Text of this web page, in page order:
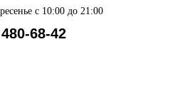
с 10:00 до 21:00
68-42